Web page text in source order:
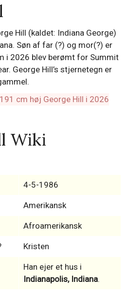
Hill (kaldet: Indiana George)
Søn af far (?) og mor(?) er
i 2026 blev berømt for Summit
George Hill’s stjernetegn er
Wiki
4-5-1986
Amerikansk
Afroamerikansk
Kristen
Han ejer et hus i
Indianapolis, Indiana.